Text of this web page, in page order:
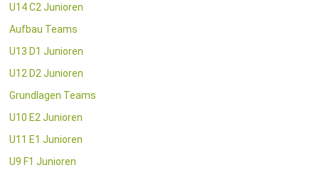
U14 C2 Junioren
Aufbau Teams
U13 D1 Junioren
U12 D2 Junioren
Grundlagen Teams
U10 E2 Junioren
U11 E1 Junioren
U9 F1 Junioren